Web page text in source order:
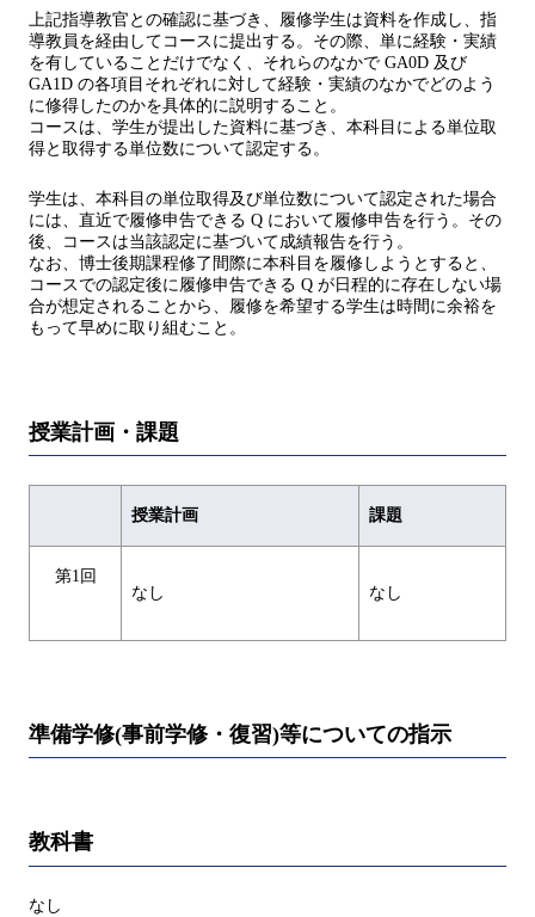
上記指導教官との確認に基づき、履修学生は資料を作成し、指
導教員を経由してコースに提出する。その際、単に経験・実績
を有していることだけでなく、それらのなかで GA0D 及び
GA1D の各項目それぞれに対して経験・実績のなかでどのよう
に修得したのかを具体的に説明すること。
コースは、学生が提出した資料に基づき、本科目による単位取
得と取得する単位数について認定する。
学生は、本科目の単位取得及び単位数について認定された場合
には、直近で履修申告できる Q において履修申告を行う。その
後、コースは当該認定に基づいて成績報告を行う。
なお、博士後期課程修了間際に本科目を履修しようとすると、
コースでの認定後に履修申告できる Q が日程的に存在しない場
合が想定されることから、履修を希望する学生は時間に余裕を
もって早めに取り組むこと。
授業計画・課題
授業計画 課題
第1回
なし
なし
準備学修(事前学修・復習)等についての指示
教科書
なし